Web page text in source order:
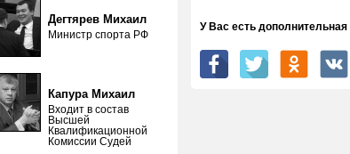
Дегтярев Михаил
Министр спорта РФ
Капура Михаил
Входит в состав
Высшей
Квалификационной
Комиссии Судей
У Вас есть